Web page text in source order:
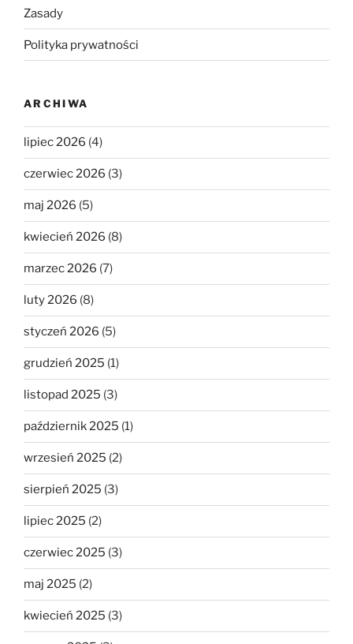
Zasady
Polityka prywatności
ARCHIWA
lipiec 2026 (4)
czerwiec 2026 (3)
maj 2026 (5)
kwiecień 2026 (8)
marzec 2026 (7)
luty 2026 (8)
styczeń 2026 (5)
grudzień 2025 (1)
listopad 2025 (3)
październik 2025 (1)
wrzesień 2025 (2)
sierpień 2025 (3)
lipiec 2025 (2)
czerwiec 2025 (3)
maj 2025 (2)
kwiecień 2025 (3)